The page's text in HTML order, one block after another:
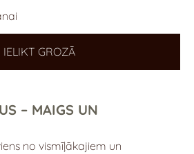
IELIKT GROZĀ
– MAIGS UN
no vismīļākajiem un